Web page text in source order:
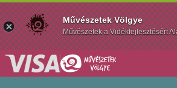
Művészetek Völgye
Művészetek a Vidékfejlesztésért